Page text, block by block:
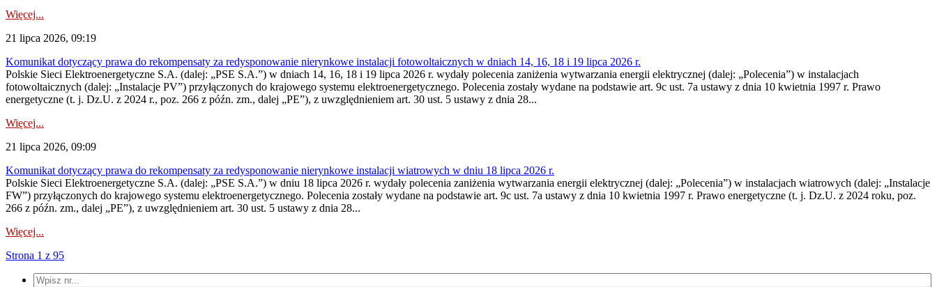
Więcej...
21 lipca 2026, 09:19
Komunikat dotyczący prawa do rekompensaty za redysponowanie nierynkowe instalacji fotowoltaicznych w dniach 14, 16, 18 i 19 lipca 2026 r.
Polskie Sieci Elektroenergetyczne S.A. (dalej: „PSE S.A.”) w dniach 14, 16, 18 i 19 lipca 2026 r. wydały polecenia zaniżenia wytwarzania energii elektrycznej (dalej: „Polecenia”) w instalacjach
fotowoltaicznych (dalej: „Instalacje PV”) przyłączonych do krajowego systemu elektroenergetycznego. Polecenia zostały wydane na podstawie art. 9c ust. 7a ustawy z dnia 10 kwietnia 1997 r. Prawo
energetyczne (t. j. Dz.U. z 2024 r., poz. 266 z późn. zm., dalej „PE”), z uwzględnieniem art. 30 ust. 5 ustawy z dnia 28...
Więcej...
21 lipca 2026, 09:09
Komunikat dotyczący prawa do rekompensaty za redysponowanie nierynkowe instalacji wiatrowych w dniu 18 lipca 2026 r.
Polskie Sieci Elektroenergetyczne S.A. (dalej: „PSE S.A.”) w dniu 18 lipca 2026 r. wydały polecenia zaniżenia wytwarzania energii elektrycznej (dalej: „Polecenia”) w instalacjach wiatrowych (dalej: „Instalacje
FW”) przyłączonych do krajowego systemu elektroenergetycznego. Polecenia zostały wydane na podstawie art. 9c ust. 7a ustawy z dnia 10 kwietnia 1997 r. Prawo energetyczne (t. j. Dz.U. z 2024 roku, poz.
266 z późn. zm., dalej „PE”), z uwzględnieniem art. 30 ust. 5 ustawy z dnia 28...
Więcej...
Strona 1 z 95